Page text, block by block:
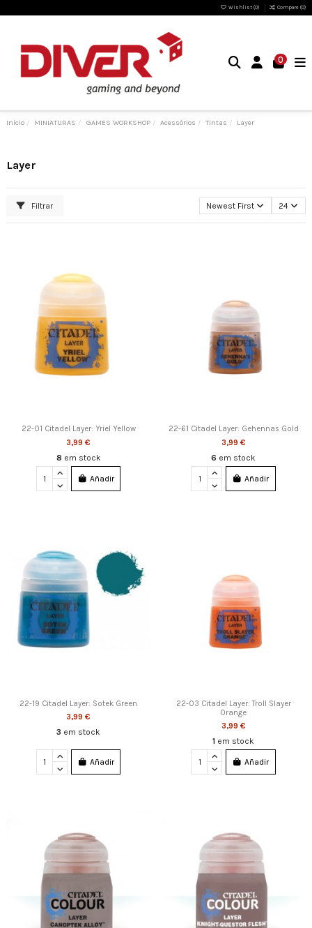
Wishlist (0) Compare (0)
0
Inicio MINIATURAS GAMES WORKSHOP Acessórios Tintas Layer
Layer
Filtrar Newest First 24
22-01 Citadel Layer: Yriel Yellow
3,99 €
8 em stock
Añadir
22-61 Citadel Layer: Gehennas Gold
3,99 €
6 em stock
Añadir
22-19 Citadel Layer: Sotek Green
3,99 €
3 em stock
Añadir
22-03 Citadel Layer: Troll Slayer
Orange
3,99 €
1 em stock
Añadir